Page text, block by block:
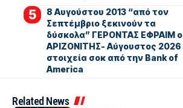
8 Αυγούστου 2013 “από τον
Σεπτέμβριο ξεκινούν τα
δύσκολα” ΓΕΡΟΝΤΑΣ ΕΦΡΑΙΜ ο
ΑΡΙΖΟΝΙΤΗΣ- Αύγουστος 2026
στοιχεία σοκ από την Bank of
America
Related News